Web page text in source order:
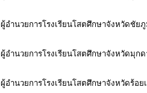
ผู้อำนวยการโรงเรียนโสตศึกษาจังหวัดชัย
ผู้อำนวยการโรงเรียนโสตศึกษาจังหวัดมุกด
ผู้อำนวยการโรงเรียนโสตศึกษาจังหวัดร้อย